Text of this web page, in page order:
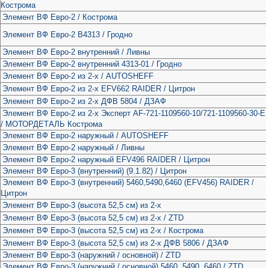
Кострома
Элемент ВФ Евро-2 / Кострома
Элемент ВФ Евро-2 В4313 / Гродно
Элемент ВФ Евро-2 внутренний / Ливны
Элемент ВФ Евро-2 внутренний 4313-01 / Гродно
Элемент ВФ Евро-2 из 2-х / AUTOSHEFF
Элемент ВФ Евро-2 из 2-х EFV662 RAIDER / Цитрон
Элемент ВФ Евро-2 из 2-х ДФВ 5804 / ДЗАФ
Элемент ВФ Евро-2 из 2-х Эксперт AF-721-1109560-10/721-1109560-30-E
/ МОТОРДЕТАЛЬ Кострома
Элемент ВФ Евро-2 наружный / AUTOSHEFF
Элемент ВФ Евро-2 наружный / Ливны
Элемент ВФ Евро-2 наружный EFV496 RAIDER / Цитрон
Элемент ВФ Евро-3 (внутренний) (9.1.82) / Цитрон
Элемент ВФ Евро-3 (внутренний) 5460,5490,6460 (EFV456) RAIDER /
Цитрон
Элемент ВФ Евро-3 (высота 52,5 см) из 2-х
Элемент ВФ Евро-3 (высота 52,5 см) из 2-х / ZTD
Элемент ВФ Евро-3 (высота 52,5 см) из 2-х / Кострома
Элемент ВФ Евро-3 (высота 52,5 см) из 2-х ДФВ 5806 / ДЗАФ
Элемент ВФ Евро-3 (наружний / основной) / ZTD